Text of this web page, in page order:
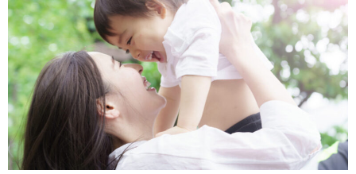
マナー
趣味
食材辞典
おすすめ